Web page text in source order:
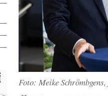
Foto: Meike